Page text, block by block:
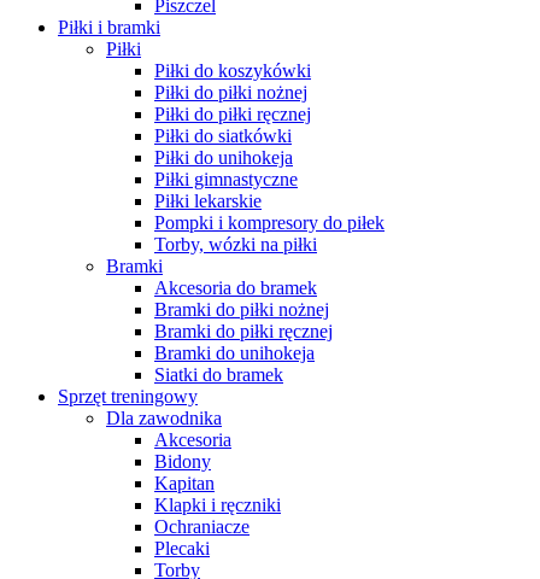
Piszczel
Piłki i bramki
Piłki
Piłki do koszykówki
Piłki do piłki nożnej
Piłki do piłki ręcznej
Piłki do siatkówki
Piłki do unihokeja
Piłki gimnastyczne
Piłki lekarskie
Pompki i kompresory do piłek
Torby, wózki na piłki
Bramki
Akcesoria do bramek
Bramki do piłki nożnej
Bramki do piłki ręcznej
Bramki do unihokeja
Siatki do bramek
Sprzęt treningowy
Dla zawodnika
Akcesoria
Bidony
Kapitan
Klapki i ręczniki
Ochraniacze
Plecaki
Torby